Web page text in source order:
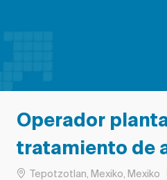
Operador
tratamiento de
Umístění
Tepotzotlan, Mexiko, Mexiko